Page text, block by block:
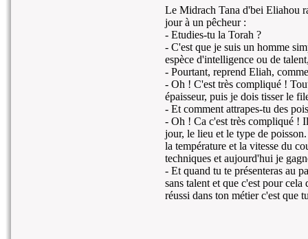
Le Midrach Tana d'bei Eliahou
jour à un pêcheur :
- Etudies-tu la Torah ?
- C'est que je suis un homme
espèce d'intelligence ou de
- Pourtant, reprend Eliah,
- Oh ! C'est très compliqué !
épaisseur, puis je dois tisser le
- Et comment attrapes-tu des
- Oh ! Ca c'est très compliqué !
jour, le lieu et le type de
la température et la vitesse du
techniques et aujourd'hui je
- Et quand tu te présenteras au
sans talent et que c'est pour cela
réussi dans ton métier c'est que